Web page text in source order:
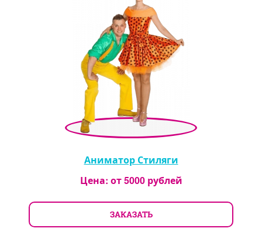
Аниматор Стиляги
Цена: от5000рублей
ЗАКАЗАТЬ